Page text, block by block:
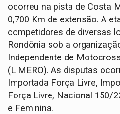
ocorreu na pista de Costa
0,700 Km de extensão. A
competidores de diversas
Rondônia sob a
Independente de
(LIMERO). As disputas
Importada Força Livre,
Força Livre, Nacional 150/
e Feminina.